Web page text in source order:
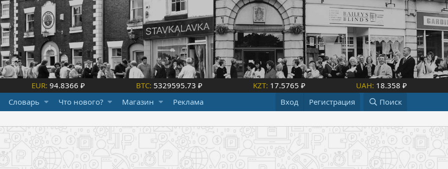
EUR: 94.8366 ₽ BTC: 5329595.73 ₽ KZT: 17.5765 ₽ UAH: 18.358 ₽
Словарь Что нового? Магазин Реклама Вход Регистрация Поиск